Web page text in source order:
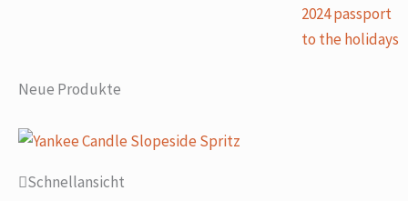
Neue Produkte
Schnellansicht